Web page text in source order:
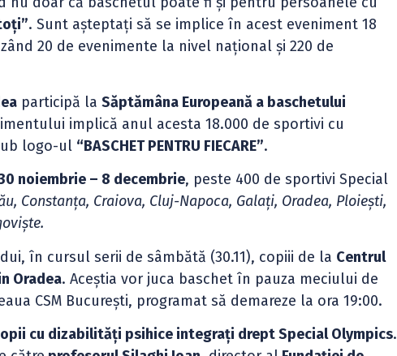
. Sunt aşteptaţi să se implice în acest eveniment 18
20 de evenimente la nivel naţional şi 220 de
participă laSăptămâna Europeană a baschetului
implică anul acesta 18.000 de sportivi cu
logo-ul “BASCHET PENTRU FIECARE”.
noiembrie – 8 decembrie, peste 400 de sportivi Special
Constanța, Craiova, Cluj-Napoca, Galați, Oradea, Ploiești,
în cursul serii de sâmbătă (30.11), copiii de la Centrul
Oradea. Aceștia vor juca baschet în pauza meciului de
CSM București, programat să demareze la ora 19:00.
cu dizabilități psihice integrați drept Special Olympics.